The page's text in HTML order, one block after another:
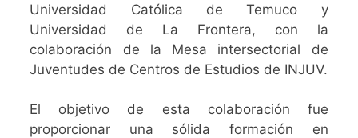
Universidad Católica de Temuco y
Universidad de La Frontera, con la
colaboración de la Mesa intersectorial de
Juventudes de Centros de Estudios de INJUV.
El objetivo de esta colaboración fue
proporcionar una sólida formación en